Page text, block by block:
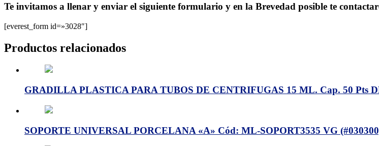
Te invitamos a llenar y enviar el siguiente formulario y en la Brevedad posible te
[everest_form id=»3028″]
Productos relacionados
GRADILLA PLASTICA PARA TUBOS DE CENTRIFUGAS 15 ML. Cap. 50 Pts
SOPORTE UNIVERSAL PORCELANA «A» Cód: ML-SOPORT3535 VG